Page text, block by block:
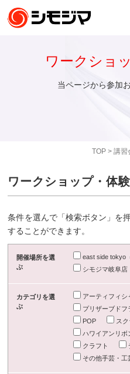
TOP> 講習
ワークショ
当ページから参加
ワークショップ・体
条件を選んで「検索ボタン」を
することができます。
開催場所を選
ぶ
east side tokyo
シモジマ岐阜店
カテゴリを選
ぶ
アーティフィシ
プリザーブドフ
POP
ス
ハワイアンリボ
クラフト
その他手芸・工